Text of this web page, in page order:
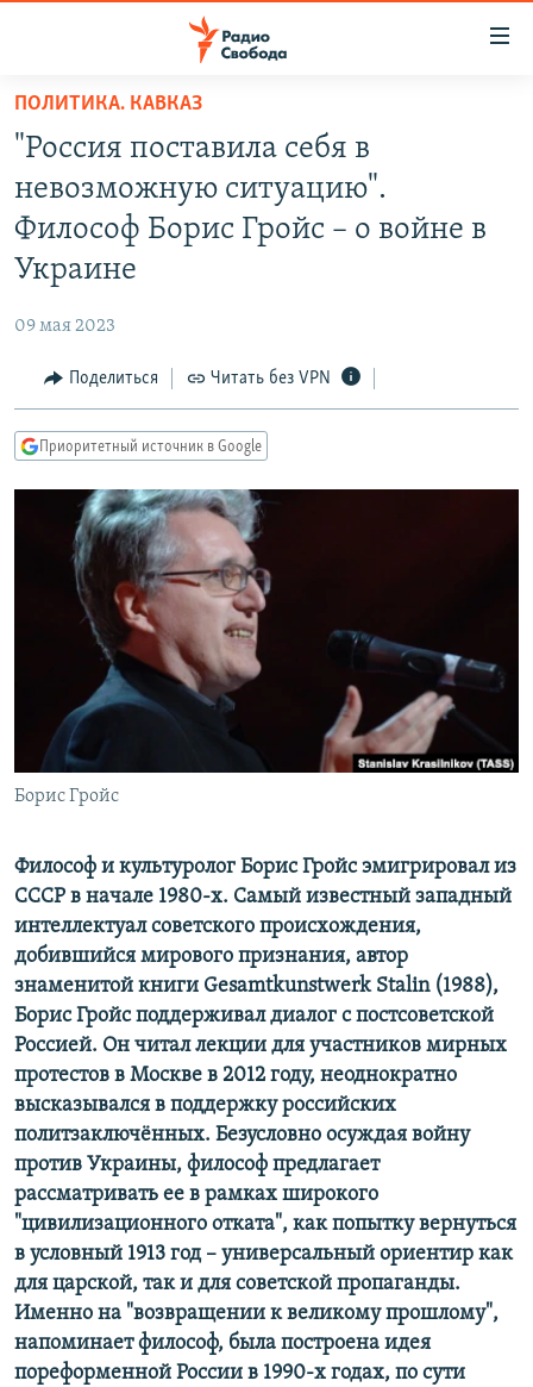
упрощенного
доступа
основному
содержанию
Вернутся
навигации
Вернутся
ПРОГРАММЫ
АВТОРСКИЕ ПРОЕКТЫ
ЦИТАТЫ СВОБОДЫ
IDEL.РЕАЛИИ
КАВКАЗ.РЕАЛИИ
СИБИРЬ.РЕАЛИИ
РАСПИСАНИЕ ВЕЩАНИЯ
ПОДПИШИТЕСЬ НА РАССЫЛКУ
СОЦИАЛЬНЫЕ СЕТИ
ПОЛИТИКА. КАВКАЗ
"Россия поставила себя в
невозможную ситуацию".
Философ Борис Гройс – о войне в
Украине
09 мая 2023
Поделиться Читать без VPN
Приоритетный источник в Google
Борис Гройс
Философ и культуролог Борис Гройс эмигрировал из
СССР в начале 1980-х. Самый известный западный
интеллектуал советского происхождения,
добившийся мирового признания, автор
знаменитой книги Gesamtkunstwerk Stalin (1988),
Борис Гройс поддерживал диалог с постсоветской
Россией. Он читал лекции для участников мирных
протестов в Москве в 2012 году, неоднократно
высказывался в поддержку российских
политзаключённых. Безусловно осуждая войну
против Украины, философ предлагает
рассматривать ее в рамках широкого
"цивилизационного отката", как попытку вернуться
в условный 1913 год – универсальный ориентир как
для царской, так и для советской пропаганды.
Именно на "возвращении к великому прошлому",
напоминает философ, была построена идея
пореформенной России в 1990-х годах, по сути